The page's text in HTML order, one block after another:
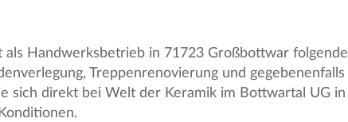
Handwerksbetrieb in 71723 Großbottwar folgende
Treppenrenovierung und gegebenenfalls
sich direkt bei Welt der Keramik im Bottwartal UG in